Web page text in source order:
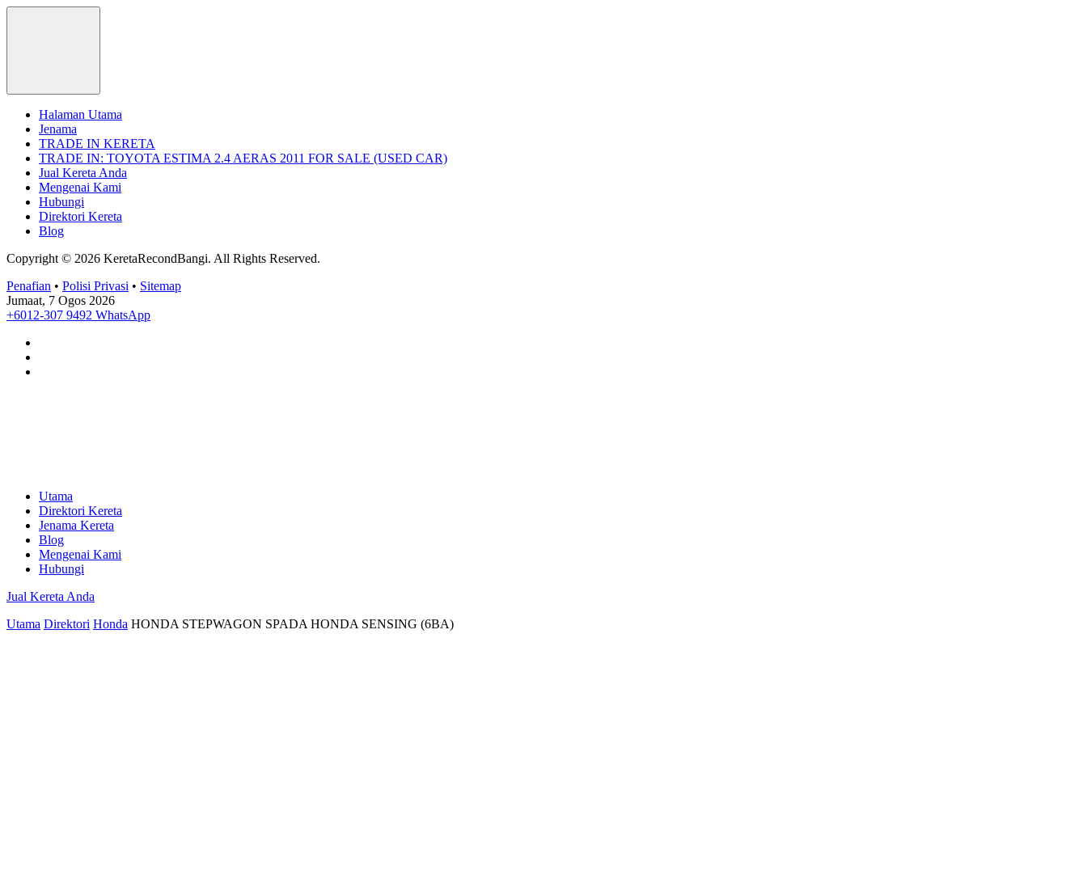
Halaman Utama
Jenama
TRADE IN KERETA
TRADE IN: TOYOTA ESTIMA 2.4 AERAS 2011 FOR SALE (USED CAR)
Jual Kereta Anda
Mengenai Kami
Hubungi
Direktori Kereta
Blog
Copyright © 2026 KeretaRecondBangi. All Rights Reserved.
Penafian • Polisi Privasi • Sitemap
Jumaat, 7 Ogos 2026
+6012-307 9492 WhatsApp
Utama
Direktori Kereta
Jenama Kereta
Blog
Mengenai Kami
Hubungi
Jual Kereta Anda
Utama Direktori Honda HONDA STEPWAGON SPADA HONDA SENSING (6BA)